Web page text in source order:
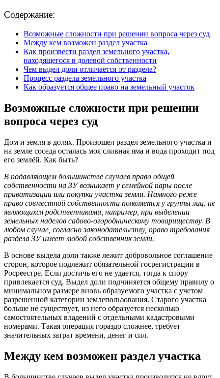
Содержание:
Возможные сложности при решении вопроса через суд
Между кем возможен раздел участка
Как произвести раздел земельного участка,
находящегося в долевой собственности
Чем выдел доли отличается от раздела?
Процесс раздела земельного участка
Как образуется общее право на земельный участок
Возможные сложности при решении
вопроса через суд
Дом и земля в долях. Произошел раздел земельного участка и
на земле соседа осталась моя сливная яма и вода проходит под
его землёй. Как быть?
В подавляющем большинстве случаев право общей
собственности на ЗУ возникает у семейной пары после
приватизации или покупки участка земли. Намного реже
право совместной собственности появляется у группы лиц, не
являющихся родственниками, например, при выделении
земельных наделов садово-огородническому товариществу. В
любом случае, согласно законодательству, право требования
раздела ЗУ имеет любой собственник земли.
В основе выдела доли также лежит добровольное соглашение
сторон, которое подлежит обязательной госрегистрации в
Росреестре. Если достичь его не удается, тогда к спору
привлекается суд. Выдел доли подчиняется общему правилу о
минимальном размере вновь образуемого участка с учетом
разрешенной категории землепользования. Старого участка
больше не существует, из него образуется несколько
самостоятельных владений с отдельными кадастровыми
номерами. Такая операция гораздо сложнее, требует
значительных затрат времени, денег и сил.
Между кем возможен раздел участка